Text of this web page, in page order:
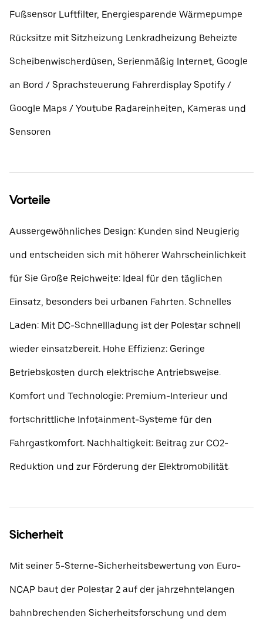
Fußsensor Luftfilter, Energiesparende Wärmepumpe
Rücksitze mit Sitzheizung Lenkradheizung Beheizte
Scheibenwischerdüsen, Serienmäßig Internet, Google
an Bord / Sprachsteuerung Fahrerdisplay Spotify /
Google Maps / Youtube Radareinheiten, Kameras und
Sensoren
Vorteile
Aussergewöhnliches Design: Kunden sind Neugierig
und entscheiden sich mit höherer Wahrscheinlichkeit
für Sie Große Reichweite: Ideal für den täglichen
Einsatz, besonders bei urbanen Fahrten. Schnelles
Laden: Mit DC-Schnellladung ist der Polestar schnell
wieder einsatzbereit. Hohe Effizienz: Geringe
Betriebskosten durch elektrische Antriebsweise.
Komfort und Technologie: Premium-Interieur und
fortschrittliche Infotainment-Systeme für den
Fahrgastkomfort. Nachhaltigkeit: Beitrag zur CO2-
Reduktion und zur Förderung der Elektromobilität.
Sicherheit
Mit seiner 5-Sterne-Sicherheitsbewertung von Euro-
NCAP baut der Polestar 2 auf der jahrzehntelangen
bahnbrechenden Sicherheitsforschung und dem